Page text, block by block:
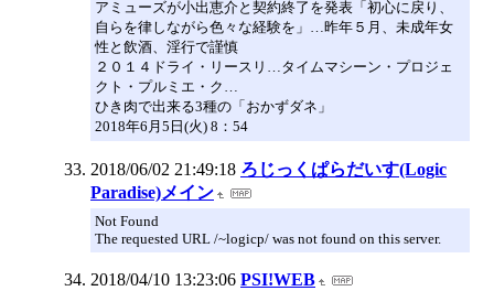
アミューズが小出恵介と契約終了を発表「初心に戻り、
自らを律しながら色々な経験を」…昨年５月、未成年女
性と飲酒、淫行で謹慎
２０１４ドライ・リースリ…タイムマシーン・プロジェ
クト・プルミエ・ク…
ひき肉で出来る3種の「おかずダネ」
2018年6月5日(火) 8：54
2018/06/02 21:49:18 ろじっくぱらだいす(Logic
Paradise)メイン
Not Found
The requested URL /~logicp/ was not found on this server.
2018/04/10 13:23:06 PSI!WEB